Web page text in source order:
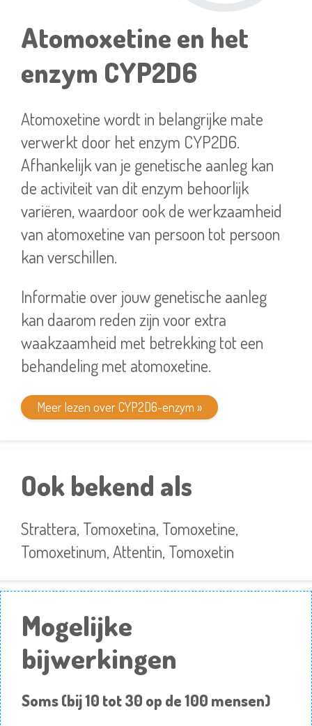
Atomoxetine en het
enzym CYP2D6
Atomoxetine wordt in belangrijke mate
verwerkt door het enzym CYP2D6.
Afhankelijk van je genetische aanleg kan
de activiteit van dit enzym behoorlijk
variëren, waardoor ook de werkzaamheid
van atomoxetine van persoon tot persoon
kan verschillen.
Informatie over jouw genetische aanleg
kan daarom reden zijn voor extra
waakzaamheid met betrekking tot een
behandeling met atomoxetine.
Meer lezen over CYP2D6-enzym »
Ook bekend als
Strattera, Tomoxetina, Tomoxetine,
Tomoxetinum, Attentin, Tomoxetin
Mogelijke
bijwerkingen
Soms (bij 10 tot 30 op de 100 mensen)